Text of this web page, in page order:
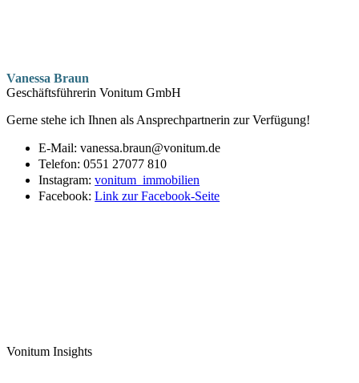
Vanessa Braun
Geschäftsführerin Vonitum GmbH
Gerne stehe ich Ihnen als Ansprechpartnerin zur Verfügung!
E-Mail: vanessa.braun@vonitum.de
Telefon: 0551 27077 810
Instagram:vonitum_immobilien
Facebook:Link zur Facebook-Seite
Vonitum Insights